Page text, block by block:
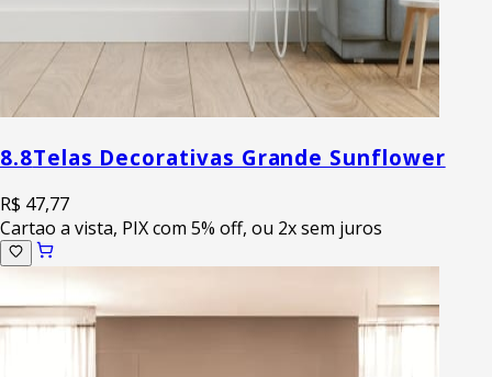
8.8Telas Decorativas Grande Sunflower
R$ 47,77
Cartao a vista, PIX com 5% off, ou 2x sem juros